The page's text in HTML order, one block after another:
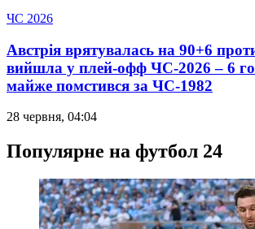
ЧС 2026
Австрія врятувалась на 90+6
вийшла у плей-офф ЧС-2026 – 6
майже помстився за ЧС-1982
28 червня, 04:04
Популярне на футбол 24